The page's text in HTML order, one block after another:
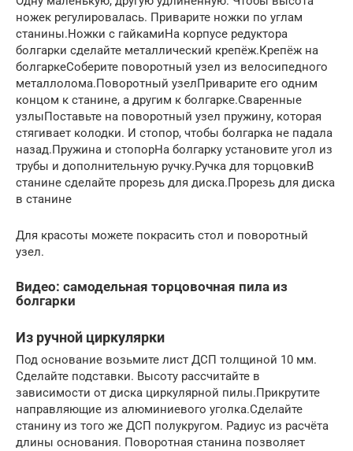
ножек регулировалась. Приварите ножки по углам
станины.Ножки с гайкамиНа корпусе редуктора
болгарки сделайте металлический крепёж.Крепёж на
болгаркеСоберите поворотный узел из велосипедного
металлолома.Поворотный узелПриварите его одним
концом к станине, а другим к болгарке.Сваренные
узлыПоставьте на поворотный узел пружину, которая
стягивает колодки. И стопор, чтобы болгарка не падала
назад.Пружина и стопорНа болгарку установите угол из
трубы и дополнительную ручку.Ручка для торцовкиВ
станине сделайте прорезь для диска.Прорезь для диска
в станине
Для красоты можете покрасить стол и поворотный
узел.
Видео: самодельная торцовочная пила из
болгарки
Из ручной циркулярки
Под основание возьмите лист ДСП толщиной 10 мм.
Сделайте подставки. Высоту рассчитайте в
зависимости от диска циркулярной пилы.Прикрутите
направляющие из алюминиевого уголка.Сделайте
станину из того же ДСП полукругом. Радиус из расчёта
длины основания. Поворотная станина позволяет